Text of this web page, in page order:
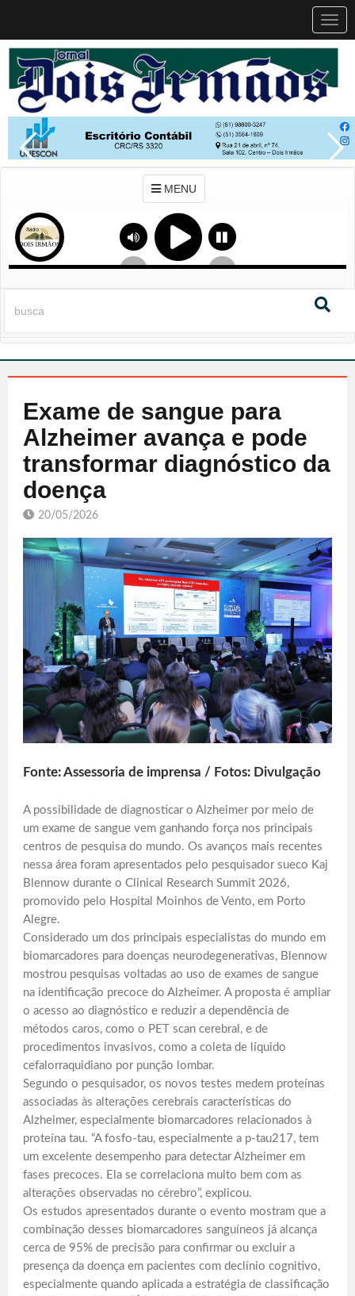
MENU
Exame de sangue para
Alzheimer avança e pode
transformar diagnóstico da
doença
20/05/2026
Fonte: Assessoria de imprensa / Fotos: Divulgação
A possibilidade de diagnosticar o Alzheimer por meio de
um exame de sangue vem ganhando força nos principais
centros de pesquisa do mundo. Os avanços mais recentes
nessa área foram apresentados pelo pesquisador sueco Kaj
Blennow durante o Clinical Research Summit 2026,
promovido pelo Hospital Moinhos de Vento, em Porto
Alegre.
Considerado um dos principais especialistas do mundo em
biomarcadores para doenças neurodegenerativas, Blennow
mostrou pesquisas voltadas ao uso de exames de sangue
na identificação precoce do Alzheimer. A proposta é ampliar
o acesso ao diagnóstico e reduzir a dependência de
métodos caros, como o PET scan cerebral, e de
procedimentos invasivos, como a coleta de líquido
cefalorraquidiano por punção lombar.
Segundo o pesquisador, os novos testes medem proteínas
associadas às alterações cerebrais características do
Alzheimer, especialmente biomarcadores relacionados à
proteína tau. “A fosfo-tau, especialmente a p-tau217, tem
um excelente desempenho para detectar Alzheimer em
fases precoces. Ela se correlaciona muito bem com as
alterações observadas no cérebro”, explicou.
Os estudos apresentados durante o evento mostram que a
combinação desses biomarcadores sanguíneos já alcança
cerca de 95% de precisão para confirmar ou excluir a
presença da doença em pacientes com declínio cognitivo,
especialmente quando aplicada a estratégia de classificação